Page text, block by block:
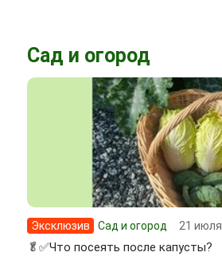
Сад и огород
Эксклюзив Сад и огород 21 июля
🥬✅Что посеять после капусты?